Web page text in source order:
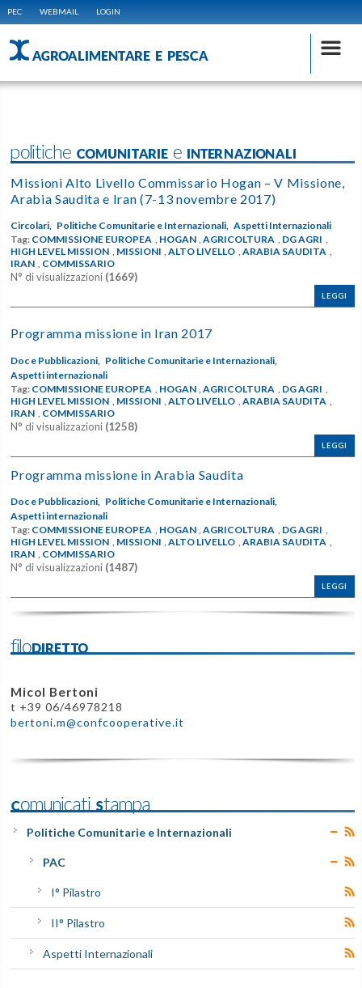
PEC WEBMAIL LOGIN
AGROALIMENTARE E PESCA
politiche COMUNITARIE e INTERNAZIONALI
Missioni Alto Livello Commissario Hogan – V Missione,
Arabia Saudita e Iran (7-13 novembre 2017)
Circolari, Politiche Comunitarie e Internazionali, Aspetti Internazionali
Tag: COMMISSIONE EUROPEA , HOGAN ,AGRICOLTURA , DG AGRI ,
HIGH LEVEL MISSION , MISSIONI ,ALTO LIVELLO ,ARABIA SAUDITA ,
IRAN , COMMISSARIO
N° di visualizzazioni (1669)
LEGGI
Programma missione in Iran 2017
Doc e Pubblicazioni,
Politiche Comunitarie e Internazionali,
Aspetti internazionali
Tag: COMMISSIONE EUROPEA HOGAN ,AGRICOLTURA DG AGRI
HIGH LEVEL MISSION
MISSIONI ,ALTO LIVELLO ,ARABIA SAUDITA
IRAN
COMMISSARIO
N° di visualizzazioni (1258)
LEGGI
Programma missione in Arabia Saudita
Doc e Pubblicazioni, Politiche Comunitarie e Internazionali,
Aspetti internazionali
Tag: COMMISSIONE EUROPEA , HOGAN ,AGRICOLTURA , DG AGRI ,
HIGH LEVEL MISSION , MISSIONI ,ALTO LIVELLO ,ARABIA SAUDITA ,
IRAN , COMMISSARIO
N° di visualizzazioni (1487)
LEGGI
filoDIRETTO
Micol Bertoni
t +39 06/46978218
bertoni.m@confcooperative.it
Comunicati Stampa
Politiche Comunitarie e Internazionali
PAC
I° Pilastro
II° Pilastro
Aspetti Internazionali